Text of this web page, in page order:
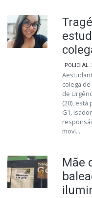
POLICIAL
colega
de
(20), está
G1,
movi...
Mãe